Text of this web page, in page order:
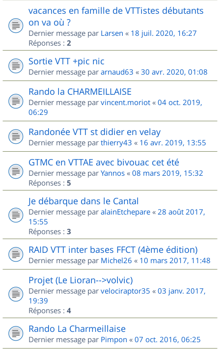
vacances en famille de VTTistes débutants
on va où ?
Dernier message par Larsen « 18 juil. 2020, 16:27
Réponses : 2
Sortie VTT +pic nic
Dernier message par arnaud63 « 30 avr. 2020, 01:08
Rando la CHARMEILLAISE
Dernier message par vincent.moriot « 04 oct. 2019,
06:29
Randonée VTT st didier en velay
Dernier message par thierry43 « 16 avr. 2019, 13:55
GTMC en VTTAE avec bivouac cet été
Dernier message par Yannos « 08 mars 2019, 15:32
Réponses : 5
Je débarque dans le Cantal
Dernier message par alainEtchepare « 28 août 2017,
15:55
Réponses : 3
RAID VTT inter bases FFCT (4ème édition)
Dernier message par Michel26 « 10 mars 2017, 11:48
Projet (Le Lioran-->volvic)
Dernier message par velociraptor35 « 03 janv. 2017,
19:39
Réponses : 4
Rando La Charmeillaise
Dernier message par Pimpon « 07 oct. 2016, 06:25